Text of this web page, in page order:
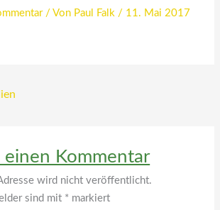
/ Von Paul Falk / 11. Mai 2017
einen Kommentar
wird nicht veröffentlicht.
sind mit * markiert